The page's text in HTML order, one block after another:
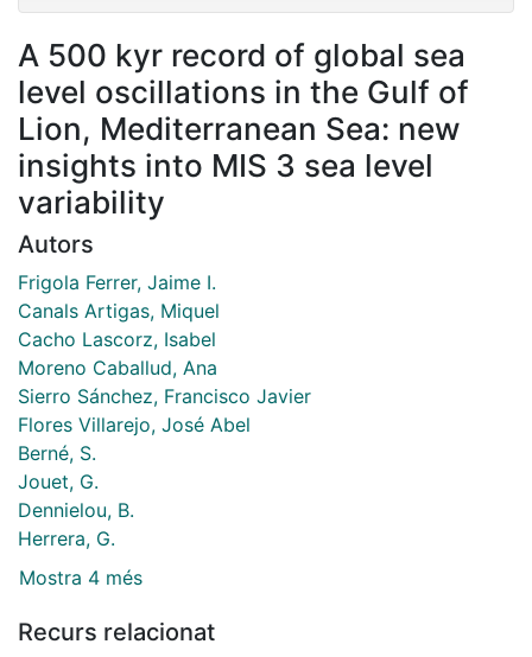
A 500 kyr record of global sea
level oscillations in the Gulf of
Lion, Mediterranean Sea: new
insights into MIS 3 sea level
variability
Autors
Frigola Ferrer, Jaime I.
Canals Artigas, Miquel
Cacho Lascorz, Isabel
Moreno Caballud, Ana
Sierro Sánchez, Francisco Javier
Flores Villarejo, José Abel
Berné, S.
Jouet, G.
Dennielou, B.
Herrera, G.
Mostra 4 més
Recurs relacionat